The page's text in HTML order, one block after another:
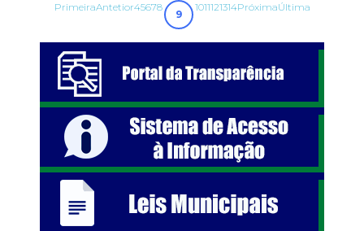
PrimeiraAntetior45678
9
1011121314PróximaÚltima